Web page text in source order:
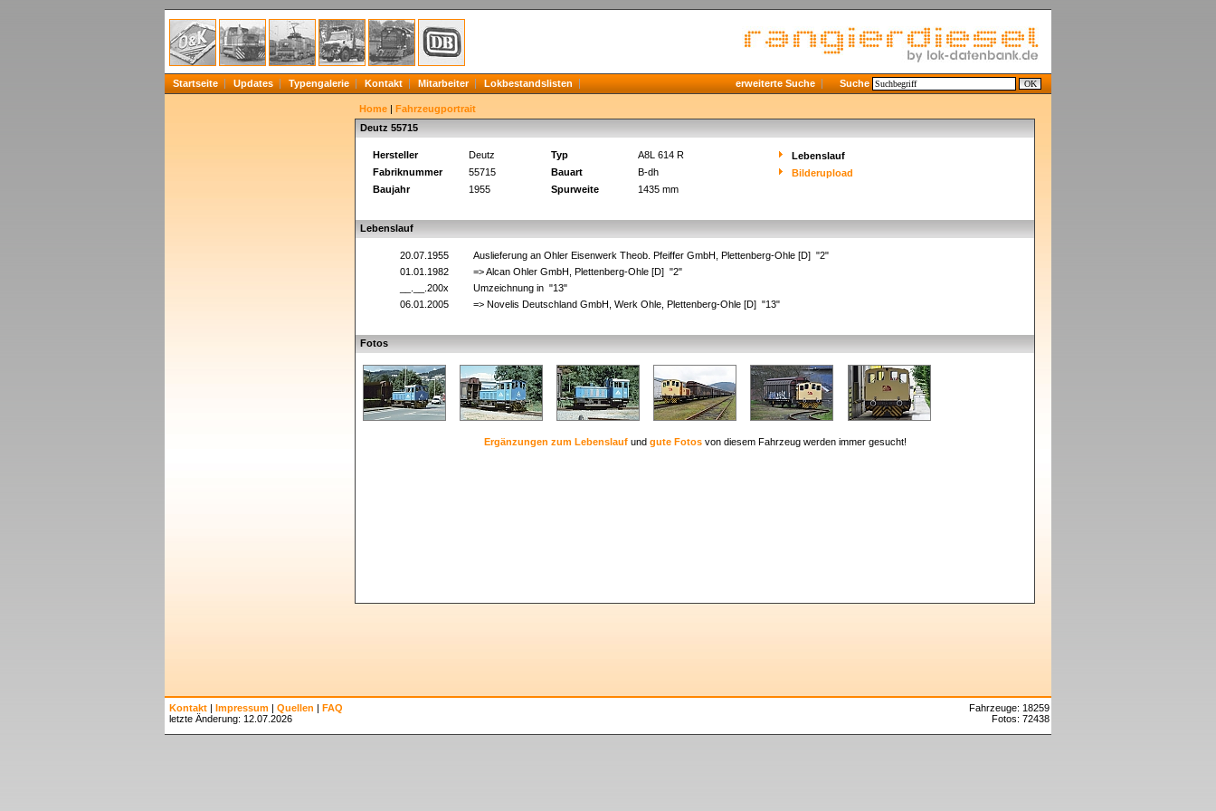
Startseite Updates Typengalerie Kontakt Mitarbeiter Lokbestandslisten erweiterte Suche Suche
Home | Fahrzeugportrait
Deutz 55715
Hersteller Deutz Typ A8L 614 R
Lebenslauf
Fabriknummer
55715 Bauart B-dh
Bilderupload
Baujahr
1955 Spurweite 1435 mm
Lebenslauf
20.07.1955
Auslieferung an Ohler Eisenwerk Theob. Pfeiffer GmbH, Plettenberg-Ohle [D] "2"
01.01.1982
=> Alcan Ohler GmbH, Plettenberg-Ohle [D] "2"
__.__.200x
Umzeichnung in "13"
06.01.2005
=> Novelis Deutschland GmbH, Werk Ohle, Plettenberg-Ohle [D] "13"
Fotos
Ergänzungen zum Lebenslaufund gute Fotosvon diesem Fahrzeug werden immer gesucht!
Kontakt | Impressum | Quellen | FAQ
letzte Änderung: 12.07.2026
Fahrzeuge: 18259
Fotos: 72438